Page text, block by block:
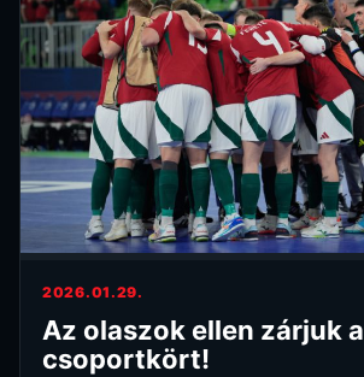
2026.01.29.
Az olaszok ellen zárjuk a
csoportkört!